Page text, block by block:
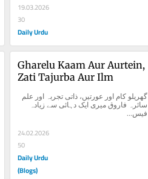
19.03.2026
30
Daily Urdu
Gharelu Kaam Aur Aurtein,
Zati Tajurba Aur Ilm
فیس...
24.02.2026
50
Daily Urdu
(Blogs)